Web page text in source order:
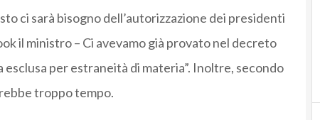
ci sarà bisogno dell’autorizzazione dei presidenti
il ministro – Ci avevamo già provato nel decreto
per estraneità di materia”. Inoltre, secondo
troppo tempo.